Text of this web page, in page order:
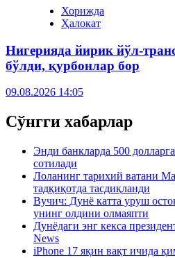
Хорижда
Ҳалокат
Нигерияда йирик йўл-
бўлди, қурбонлар бор
09.08.2026 14:05
Сўнгги хабарлар
Энди банкларда 500
сотилади
Лоланинг тарихий ватани
тадқиқотда тасдиқланди
Вучич: Дунё катта уруш
унинг олдини олмаяпти
Дунёдаги энг кекса
News
iPhone 17 яқин вақт ичида